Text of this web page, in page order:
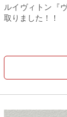
ルイヴィトン『
取りました！！